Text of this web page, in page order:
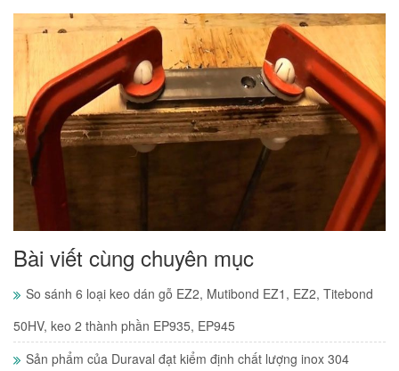
Bài viết cùng chuyên mục
So sánh 6 loại keo dán gỗ EZ2, Mutibond EZ1, EZ2, Titebond
50HV, keo 2 thành phần EP935, EP945
Sản phẩm của Duraval đạt kiểm định chất lượng inox 304